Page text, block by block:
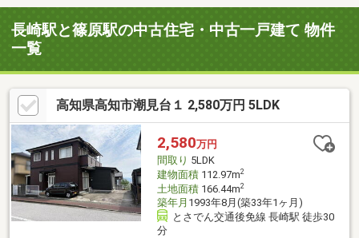
長崎駅と篠原駅の中古住宅・中古一戸建て 物件
一覧
高知県高知市潮見台１ 2,580万円 5LDK
2,580万円
間取り 5LDK
建物面積112.97m2
土地面積166.44m2
築年月 1993年8月(築33年1ヶ月)
とさでん交通後免線 長崎駅 徒歩30
分